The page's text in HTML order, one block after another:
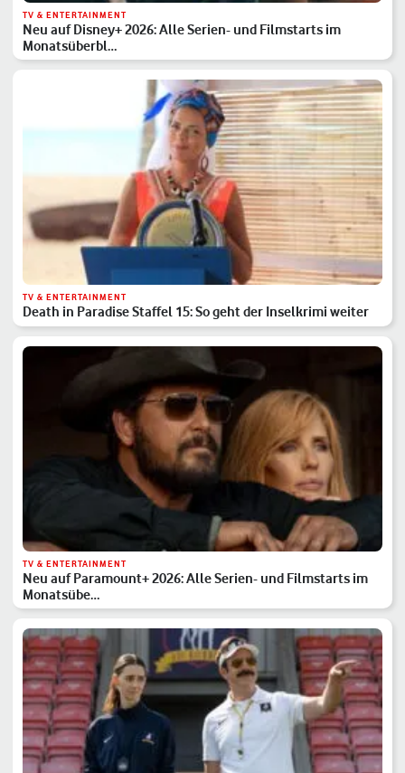
TV & ENTERTAINMENT
Neu auf Disney+ 2026: Alle Serien- und Filmstarts im
Monatsüberbl…
TV & ENTERTAINMENT
Death in Paradise Staffel 15: So geht der Inselkrimi weiter
TV & ENTERTAINMENT
Neu auf Paramount+ 2026: Alle Serien- und Filmstarts im
Monatsübe…